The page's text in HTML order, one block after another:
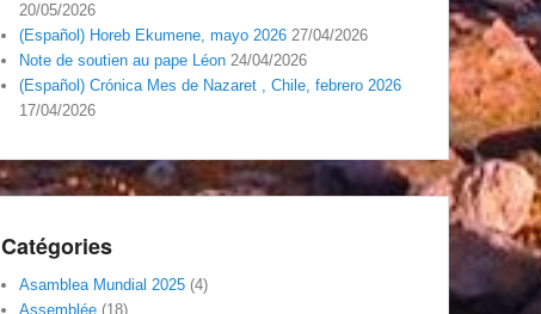
20/05/2026
(Español) Horeb Ekumene, mayo 2026 27/04/2026
Note de soutien au pape Léon 24/04/2026
(Español) Crónica Mes de Nazaret , Chile, febrero 2026
17/04/2026
Catégories
Asamblea Mundial 2025 (4)
Assemblée (18)